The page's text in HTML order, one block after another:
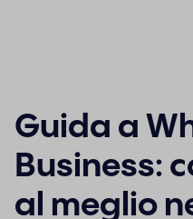
Guida a
Business:
al meglio